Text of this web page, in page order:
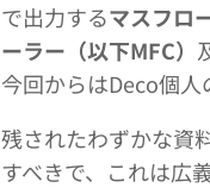
で出力するマスフロ
ーラー（以下MFC）
今回からはDeco個
残されたわずかな資
すべきで、これは広